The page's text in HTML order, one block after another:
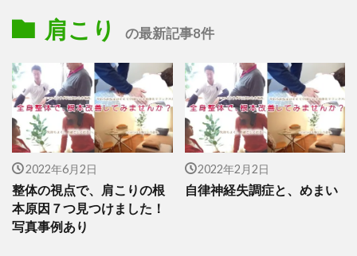
肩こり の最新記事8件
2022年6月2日
整体の視点で、肩こりの根
本原因７つ見つけました！
写真事例あり
2022年2月2日
自律神経失調症と、めまい